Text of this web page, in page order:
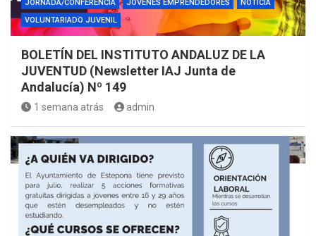
JORNADA/CONFERENCIA
JÓVENES EMPRENDEDORES
NOTICIA
VOLUNTARIADO JUVENIL
BOLETÍN DEL INSTITUTO ANDALUZ DE LA
JUVENTUD (Newsletter IAJ Junta de
Andalucía) Nº 149
1 semana atrás admin